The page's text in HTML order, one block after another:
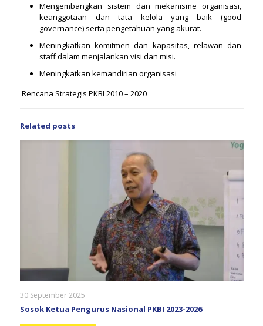
Mengembangkan sistem dan mekanisme organisasi,
keanggotaan dan tata kelola yang baik (good
governance) serta pengetahuan yang akurat.
Meningkatkan komitmen dan kapasitas, relawan dan
staff dalam menjalankan visi dan misi.
Meningkatkan kemandirian organisasi
Rencana Strategis PKBI 2010 – 2020
Related posts
30 September 2025
Sosok Ketua Pengurus Nasional PKBI 2023-2026